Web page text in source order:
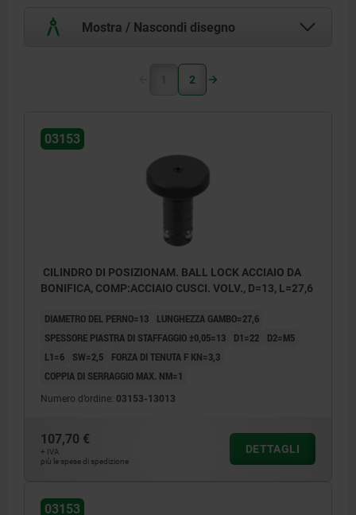
Mostra / Nascondi disegno
1 2
03153
CILINDRO DI POSIZIONAM. BALL LOCK ACCIAIO DA
BONIFICA, COMP:ACCIAIO CUSCI. VOLV., D=13, L=27,6
DIAMETRO DEL PERNO=13
LUNGHEZZA GAMBO=27,6
SPESSORE PIASTRA DI STAFFAGGIO ±0,05=13
D1=22
D2=M5
L1=6
SW=2,5
FORZA DI TENUTA F KN=3,3
COPPIA DI SERRAGGIO MAX. NM=1
Numero d’ordine: 03153-13013
107,70 €
+ IVA
più le spese di spedizione
DETTAGLI
03153